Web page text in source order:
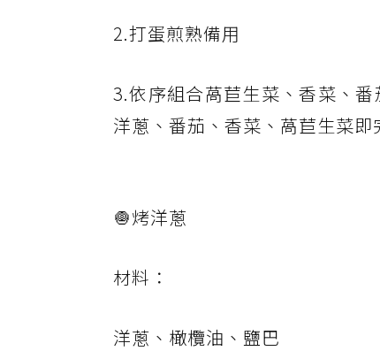
2.打蛋煎熟備用
3.依序組合萵苣生菜、香菜、
洋蔥、番茄、香菜、萵苣生菜即
🧅烤洋蔥
材料：
洋蔥、橄欖油、鹽巴